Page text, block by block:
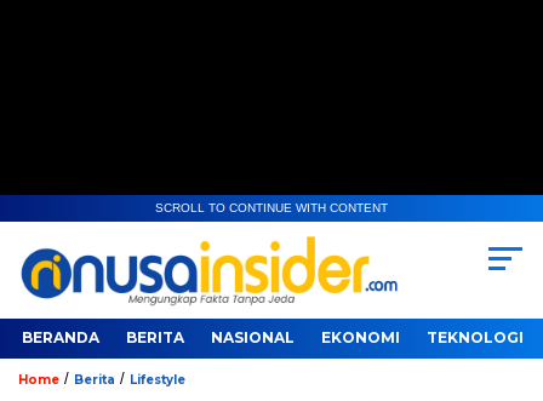
SCROLL TO CONTINUE WITH CONTENT
BERANDA BERITA NASIONAL EKONOMI TEKNOLOGI
Home / Berita / Lifestyle